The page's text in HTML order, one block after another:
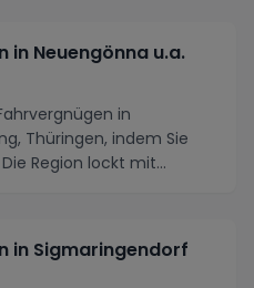
in Neuengönna u.a.
in
Thüringen, indem Sie
Region lockt mit
in Sigmaringendorf